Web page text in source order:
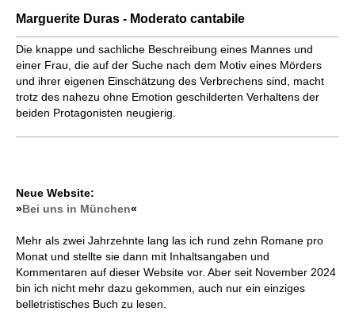
Marguerite Duras - Moderato cantabile
Die knappe und sachliche Beschreibung eines Mannes und
einer Frau, die auf der Suche nach dem Motiv eines Mörders
und ihrer eigenen Einschätzung des Verbrechens sind, macht
trotz des nahezu ohne Emotion geschilderten Verhaltens der
beiden Protagonisten neugierig.
Neue Website:
»Bei uns in München«
Mehr als zwei Jahrzehnte lang las ich rund zehn Romane pro
Monat und stellte sie dann mit Inhaltsangaben und
Kommentaren auf dieser Website vor. Aber seit November 2024
bin ich nicht mehr dazu gekommen, auch nur ein einziges
belletristisches Buch zu lesen.